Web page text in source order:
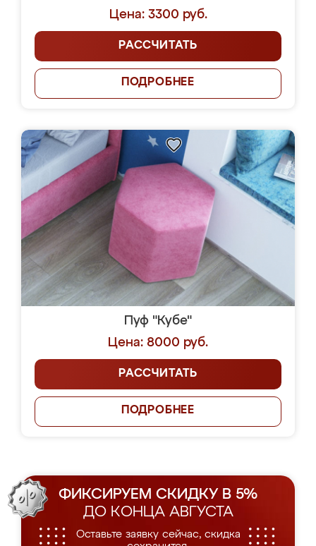
Цена: 3300 руб.
РАССЧИТАТЬ
ПОДРОБНЕЕ
Пуф "Кубе"
Цена: 8000 руб.
РАССЧИТАТЬ
ПОДРОБНЕЕ
ФИКСИРУЕМ СКИДКУ В 5%
ДО КОНЦА АВГУСТА
Оставьте заявку сейчас, скидка